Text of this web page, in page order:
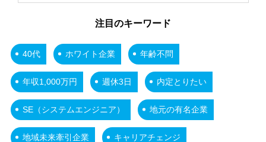
注目のキーワード
40代 ホワイト企業 年齢不問
年収1,000万円 週休3日 内定とりたい
SE（システムエンジニア） 地元の有名企業
地域未来牽引企業 キャリアチェンジ